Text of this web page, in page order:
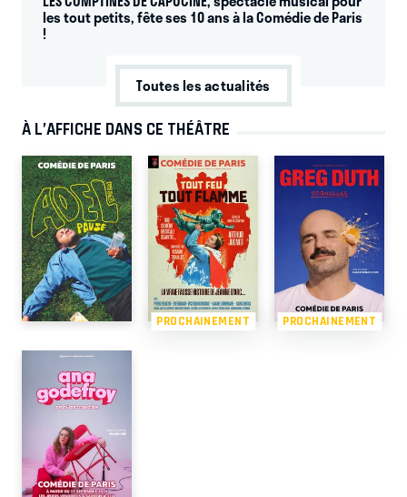
les tout petits, fête ses 10 ans à la Comédie de Paris
!
Toutes les actualités
À L’AFFICHE DANS CE THÉÂTRE
PROCHAINEMENT PROCHAINEMENT